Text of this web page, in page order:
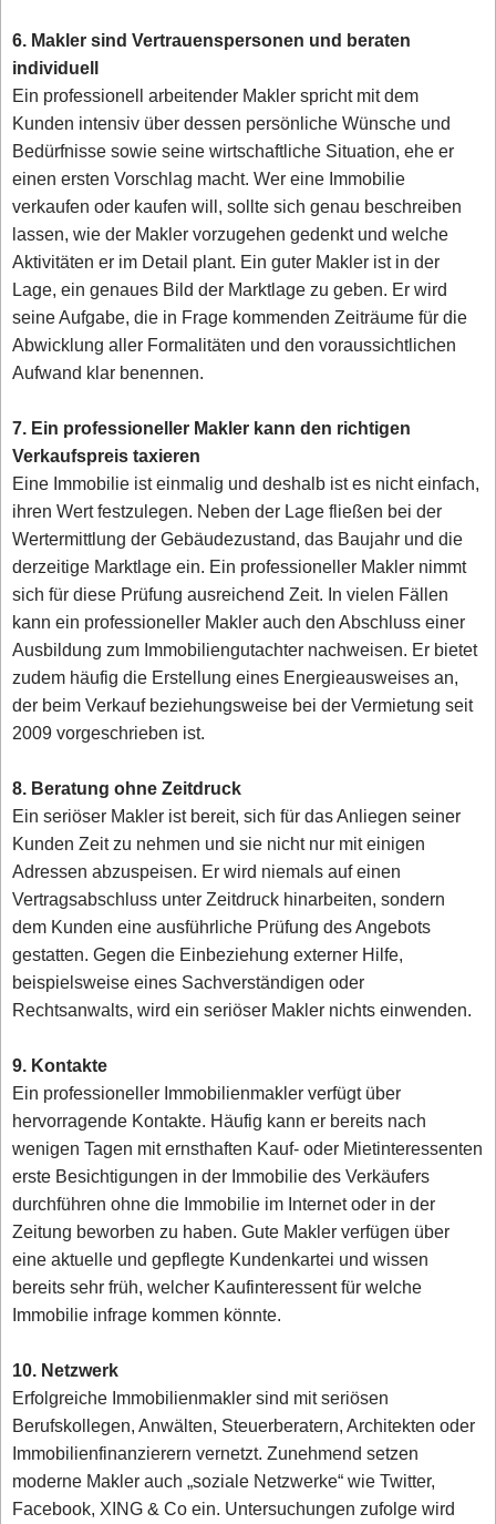
6. Makler sind Vertrauenspersonen und beraten
individuell
Ein professionell arbeitender Makler spricht mit dem
Kunden intensiv über dessen persönliche Wünsche und
Bedürfnisse sowie seine wirtschaftliche Situation, ehe er
einen ersten Vorschlag macht. Wer eine Immobilie
verkaufen oder kaufen will, sollte sich genau beschreiben
lassen, wie der Makler vorzugehen gedenkt und welche
Aktivitäten er im Detail plant. Ein guter Makler ist in der
Lage, ein genaues Bild der Marktlage zu geben. Er wird
seine Aufgabe, die in Frage kommenden Zeiträume für die
Abwicklung aller Formalitäten und den voraussichtlichen
Aufwand klar benennen.
7. Ein professioneller Makler kann den richtigen
Verkaufspreis taxieren
Eine Immobilie ist einmalig und deshalb ist es nicht einfach,
ihren Wert festzulegen. Neben der Lage fließen bei der
Wertermittlung der Gebäudezustand, das Baujahr und die
derzeitige Marktlage ein. Ein professioneller Makler nimmt
sich für diese Prüfung ausreichend Zeit. In vielen Fällen
kann ein professioneller Makler auch den Abschluss einer
Ausbildung zum Immobiliengutachter nachweisen. Er bietet
zudem häufig die Erstellung eines Energieausweises an,
der beim Verkauf beziehungsweise bei der Vermietung seit
2009 vorgeschrieben ist.
8. Beratung ohne Zeitdruck
Ein seriöser Makler ist bereit, sich für das Anliegen seiner
Kunden Zeit zu nehmen und sie nicht nur mit einigen
Adressen abzuspeisen. Er wird niemals auf einen
Vertragsabschluss unter Zeitdruck hinarbeiten, sondern
dem Kunden eine ausführliche Prüfung des Angebots
gestatten. Gegen die Einbeziehung externer Hilfe,
beispielsweise eines Sachverständigen oder
Rechtsanwalts, wird ein seriöser Makler nichts einwenden.
9. Kontakte
Ein professioneller Immobilienmakler verfügt über
hervorragende Kontakte. Häufig kann er bereits nach
wenigen Tagen mit ernsthaften Kauf- oder Mietinteressenten
erste Besichtigungen in der Immobilie des Verkäufers
durchführen ohne die Immobilie im Internet oder in der
Zeitung beworben zu haben. Gute Makler verfügen über
eine aktuelle und gepflegte Kundenkartei und wissen
bereits sehr früh, welcher Kaufinteressent für welche
Immobilie infrage kommen könnte.
10. Netzwerk
Erfolgreiche Immobilienmakler sind mit seriösen
Berufskollegen, Anwälten, Steuerberatern, Architekten oder
Immobilienfinanzierern vernetzt. Zunehmend setzen
moderne Makler auch „soziale Netzwerke“ wie Twitter,
Facebook, XING & Co ein. Untersuchungen zufolge wird